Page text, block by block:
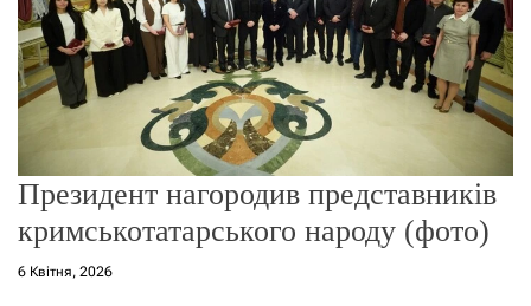
Президент нагородив представників
кримськотатарського народу (фото)
6 Квітня, 2026